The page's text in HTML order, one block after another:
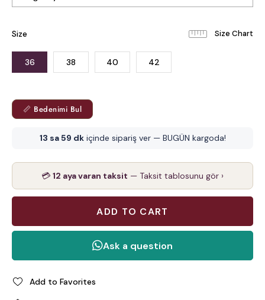
Size
36 38 40 42
📏 Bedenimi Bul
13 sa 59 dkiçinde sipariş ver — BUGÜN kargoda!
💳 12 aya varan taksit — Taksit tablosunu gör ›
Add to Favorites